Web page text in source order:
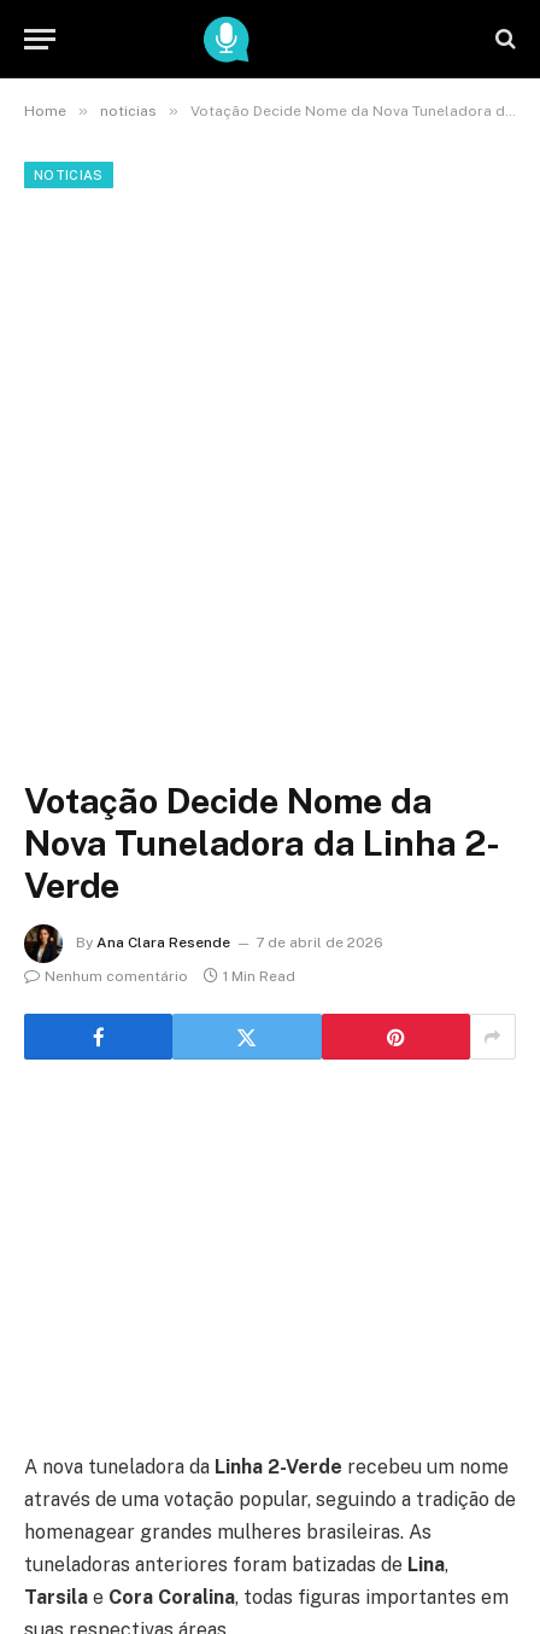
Home » noticias » Votação Decide Nome da Nova Tuneladora da Linha 2-Verde
NOTICIAS
Votação Decide Nome da
Nova Tuneladora da Linha 2-
Verde
By Ana Clara Resende
7 de abril de 2026
Nenhum comentário
1 Min Read
A nova tuneladora da Linha 2-Verde recebeu um nome
através de uma votação popular, seguindo a tradição de
homenagear grandes mulheres brasileiras. As
tuneladoras anteriores foram batizadas de Lina,
Tarsila e Cora Coralina, todas figuras importantes em
suas respectivas áreas.